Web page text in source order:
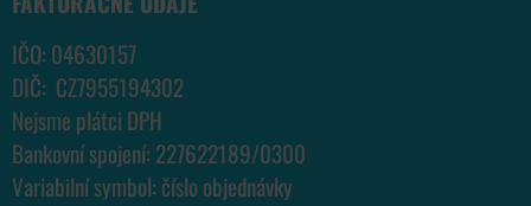
IČO: 04630157
DIČ: CZ7955194302
Nejsme plátci DPH
Bankovní spojení: 227622189/0300
Variabilní symbol: číslo objednávky